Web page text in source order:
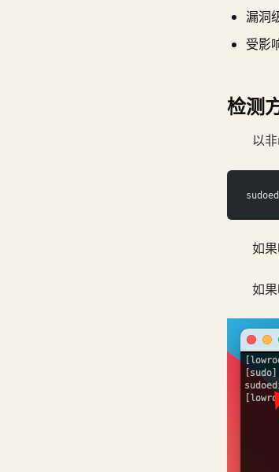
漏洞
受影
检测
以
如
如